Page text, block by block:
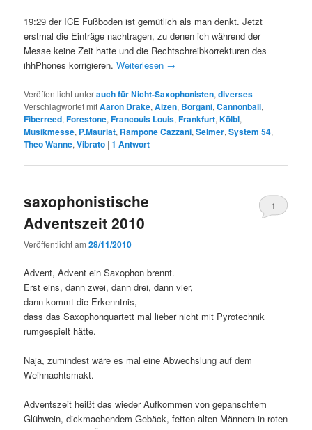
19:29 der ICE Fußboden ist gemütlich als man denkt. Jetzt
erstmal die Einträge nachtragen, zu denen ich während der
Messe keine Zeit hatte und die Rechtschreibkorrekturen des
ihhPhones korrigieren.Weiterlesen →
Veröffentlicht unterauch für Nicht-Saxophonisten,diverses |
Verschlagwortet mitAaron Drake,Aizen, Borgani,Cannonball,
Fiberreed,Forestone,Francouis Louis,Frankfurt,Kölbl,
Musikmesse, P.Mauriat, Rampone Cazzani,Selmer,System 54,
Theo Wanne,Vibrato |1 Antwort
saxophonistische
Adventszeit 2010
Veröffentlicht am28/11/2010
1
Advent, Advent ein Saxophon brennt.
Erst eins, dann zwei, dann drei, dann vier,
dann kommt die Erkenntnis,
dass das Saxophonquartett mal lieber nicht mit Pyrotechnik
rumgespielt hätte.
Naja, zumindest wäre es mal eine Abwechslung auf dem
Weihnachtsmakt.
Adventszeit heißt das wieder Aufkommen von gepanschtem
Glühwein, dickmachendem Gebäck, fetten alten Männern in roten